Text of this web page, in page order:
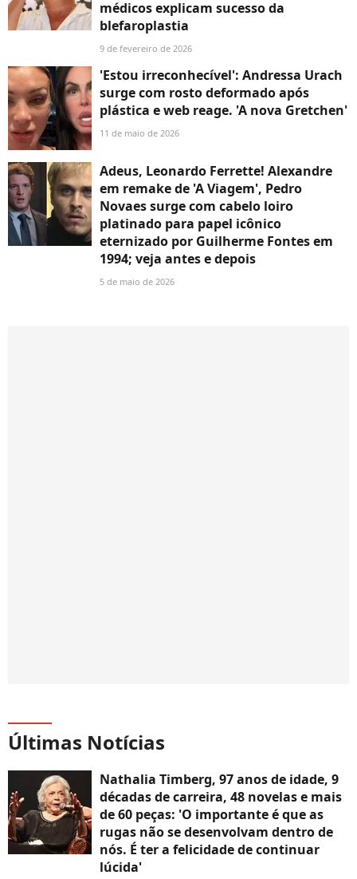
médicos explicam sucesso da
blefaroplastia
9 de fevereiro de 2026
'Estou irreconhecível': Andressa Urach
surge com rosto deformado após
plástica e web reage. 'A nova Gretchen'
11 de maio de 2026
Adeus, Leonardo Ferrette! Alexandre
em remake de 'A Viagem', Pedro
Novaes surge com cabelo loiro
platinado para papel icônico
eternizado por Guilherme Fontes em
1994; veja antes e depois
5 de maio de 2026
Últimas Notícias
Nathalia Timberg, 97 anos de idade, 9
décadas de carreira, 48 novelas e mais
de 60 peças: 'O importante é que as
rugas não se desenvolvam dentro de
nós. É ter a felicidade de continuar
lúcida'